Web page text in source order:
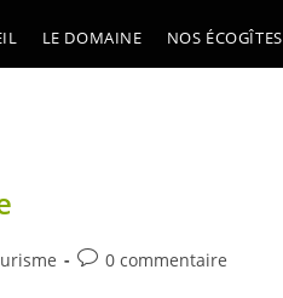
LE DOMAINE NOS ÉCOGÎTES
Commentaires
0 commentaire